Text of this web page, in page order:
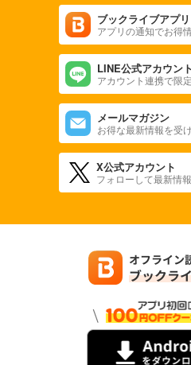
ブックライブアプリ
アプリの通知でお得
LINE公式アカウント
アカウント連携で限
メールマガジン
お得な最新情報を受
X公式アカウント
フォローして最新情